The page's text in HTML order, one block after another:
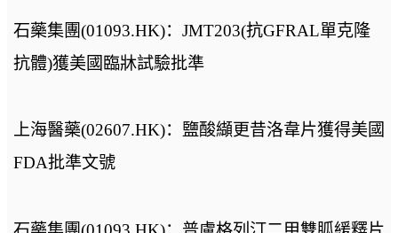
石藥集團(01093.HK)：JMT203(抗GFRAL單克隆
抗體)獲美國臨牀試驗批準
上海醫藥(02607.HK)：鹽酸纈更昔洛韋片獲得美國
FDA批準文號